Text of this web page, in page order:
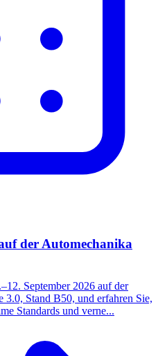
der Automechanika
September 2026 auf der
Stand B50, und erfahren Sie,
Standards und verne...